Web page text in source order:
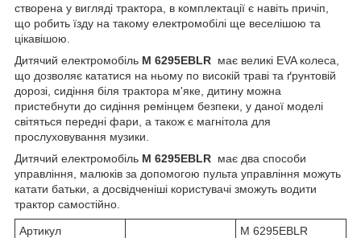
створена у вигляді трактора, в комплектації є навіть причіп,
що робить їзду на такому електромобілі ще веселішою та
цікавішою.
Дитячий електромобіль M 6295EBLR має великі EVA колеса,
що дозволяє кататися на ньому по високій траві та ґрунтовій
дорозі, сидіння біля трактора м'яке, дитину можна
пристебнути до сидіння ремінцем безпеки, у даної моделі
світяться передні фари, а також є магнітола для
прослуховування музики.
Дитячий електромобіль M 6295EBLR має два способи
управління, малюків за допомогою пульта управління можуть
катати батьки, а досвідченіші користувачі зможуть водити
трактор самостійно.
Артикул
M 6295EBLR